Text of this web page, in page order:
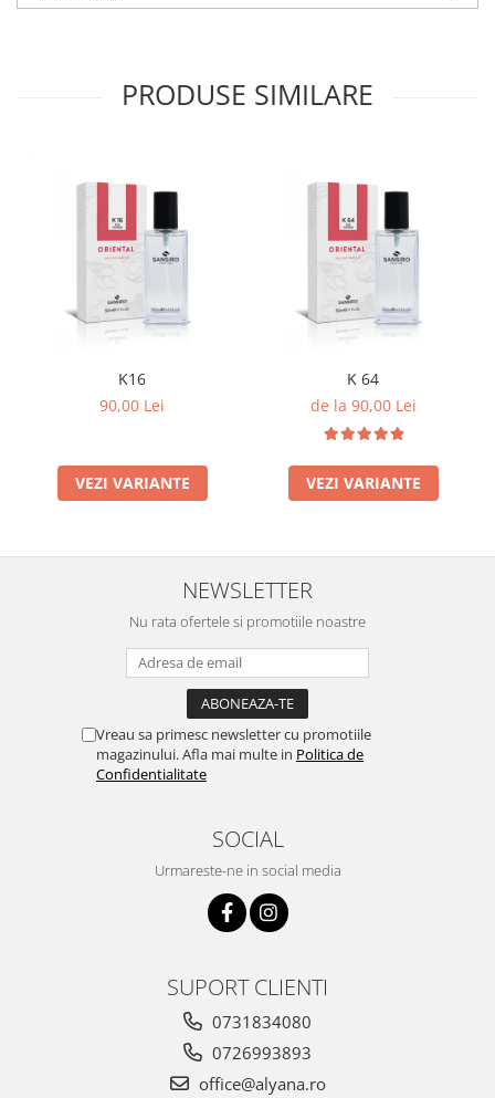
PRODUSE SIMILARE
K16
90,00 Lei
VEZI VARIANTE
K 64
de la 90,00 Lei
VEZI VARIANTE
NEWSLETTER
Nu rata ofertele si promotiile noastre
Vreau sa primesc newsletter cu promotiile
magazinului. Afla mai multe in Politica de
Confidentialitate
SOCIAL
Urmareste-ne in social media
SUPORT CLIENTI
0731834080
0726993893
office@alyana.ro